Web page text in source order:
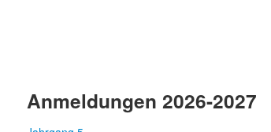
Anmeldungen 2026-2027